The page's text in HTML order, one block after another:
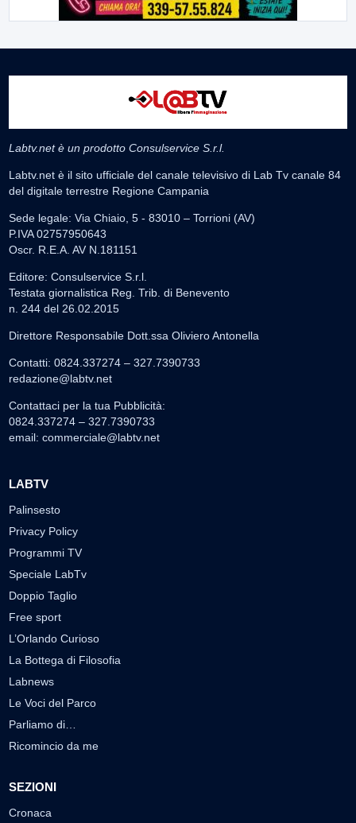
Labtv.net è un prodotto Consulservice S.r.l.
Labtv.net è il sito ufficiale del canale televisivo di Lab Tv canale 84
del digitale terrestre Regione Campania
Sede legale: Via Chiaio, 5 - 83010 – Torrioni (AV)
P.IVA 02757950643
Oscr. R.E.A. AV N.181151
Editore: Consulservice S.r.l.
Testata giornalistica Reg. Trib. di Benevento
n. 244 del 26.02.2015
Direttore Responsabile Dott.ssa Oliviero Antonella
Contatti: 0824.337274 – 327.7390733
redazione@labtv.net
Contattaci per la tua Pubblicità:
0824.337274 – 327.7390733
email: commerciale@labtv.net
LABTV
Palinsesto
Privacy Policy
Programmi TV
Speciale LabTv
Doppio Taglio
Free sport
L’Orlando Curioso
La Bottega di Filosofia
Labnews
Le Voci del Parco
Parliamo di…
Ricomincio da me
SEZIONI
Cronaca